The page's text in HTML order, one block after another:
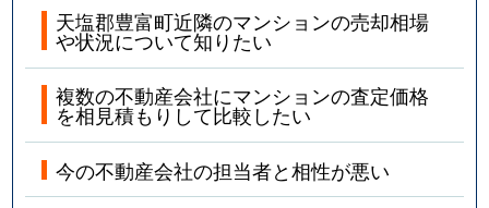
天塩郡豊富町近隣のマンションの売却相場
や状況について知りたい
複数の不動産会社にマンションの査定価格
を相見積もりして比較したい
今の不動産会社の担当者と相性が悪い